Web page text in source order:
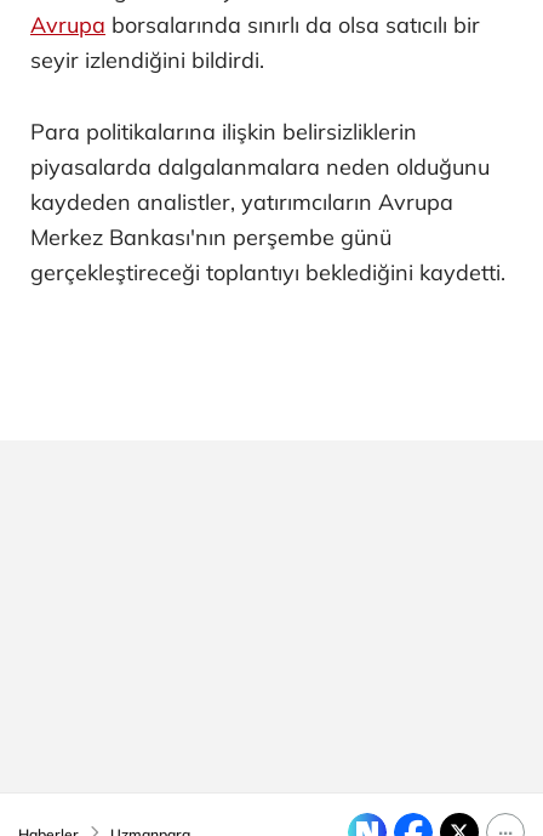
Avrupa borsalarında sınırlı da olsa satıcılı bir
seyir izlendiğini bildirdi.
Para politikalarına ilişkin belirsizliklerin
piyasalarda dalgalanmalara neden olduğunu
kaydeden analistler, yatırımcıların Avrupa
Merkez Bankası'nın perşembe günü
gerçekleştireceği toplantıyı beklediğini kaydetti.